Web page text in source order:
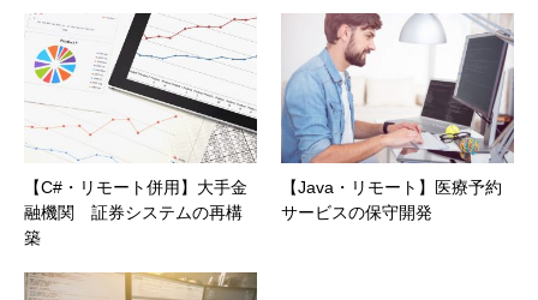
【C#・リモート併用】大手金
融機関 証券システムの再構
築
【Java・リモート】医療予約
サービスの保守開発